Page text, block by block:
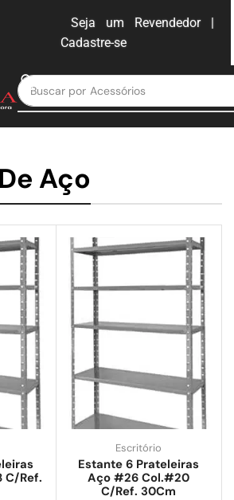
Seja um Revendedor |
Cadastre-se
Buscar por Acessórios
Aço
C/Ref.
Escritório
Estante 6 Prateleiras
Aço #26 Col.#20
C/Ref. 30Cm